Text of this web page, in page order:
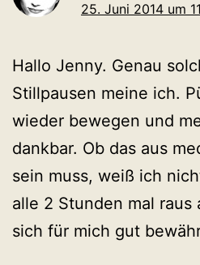
25. Juni 2014 um
Hallo Jenny. Genau
Stillpausen meine ich.
wieder bewegen und
dankbar. Ob das aus
sein muss, weiß ich
alle 2 Stunden mal raus
sich für mich gut